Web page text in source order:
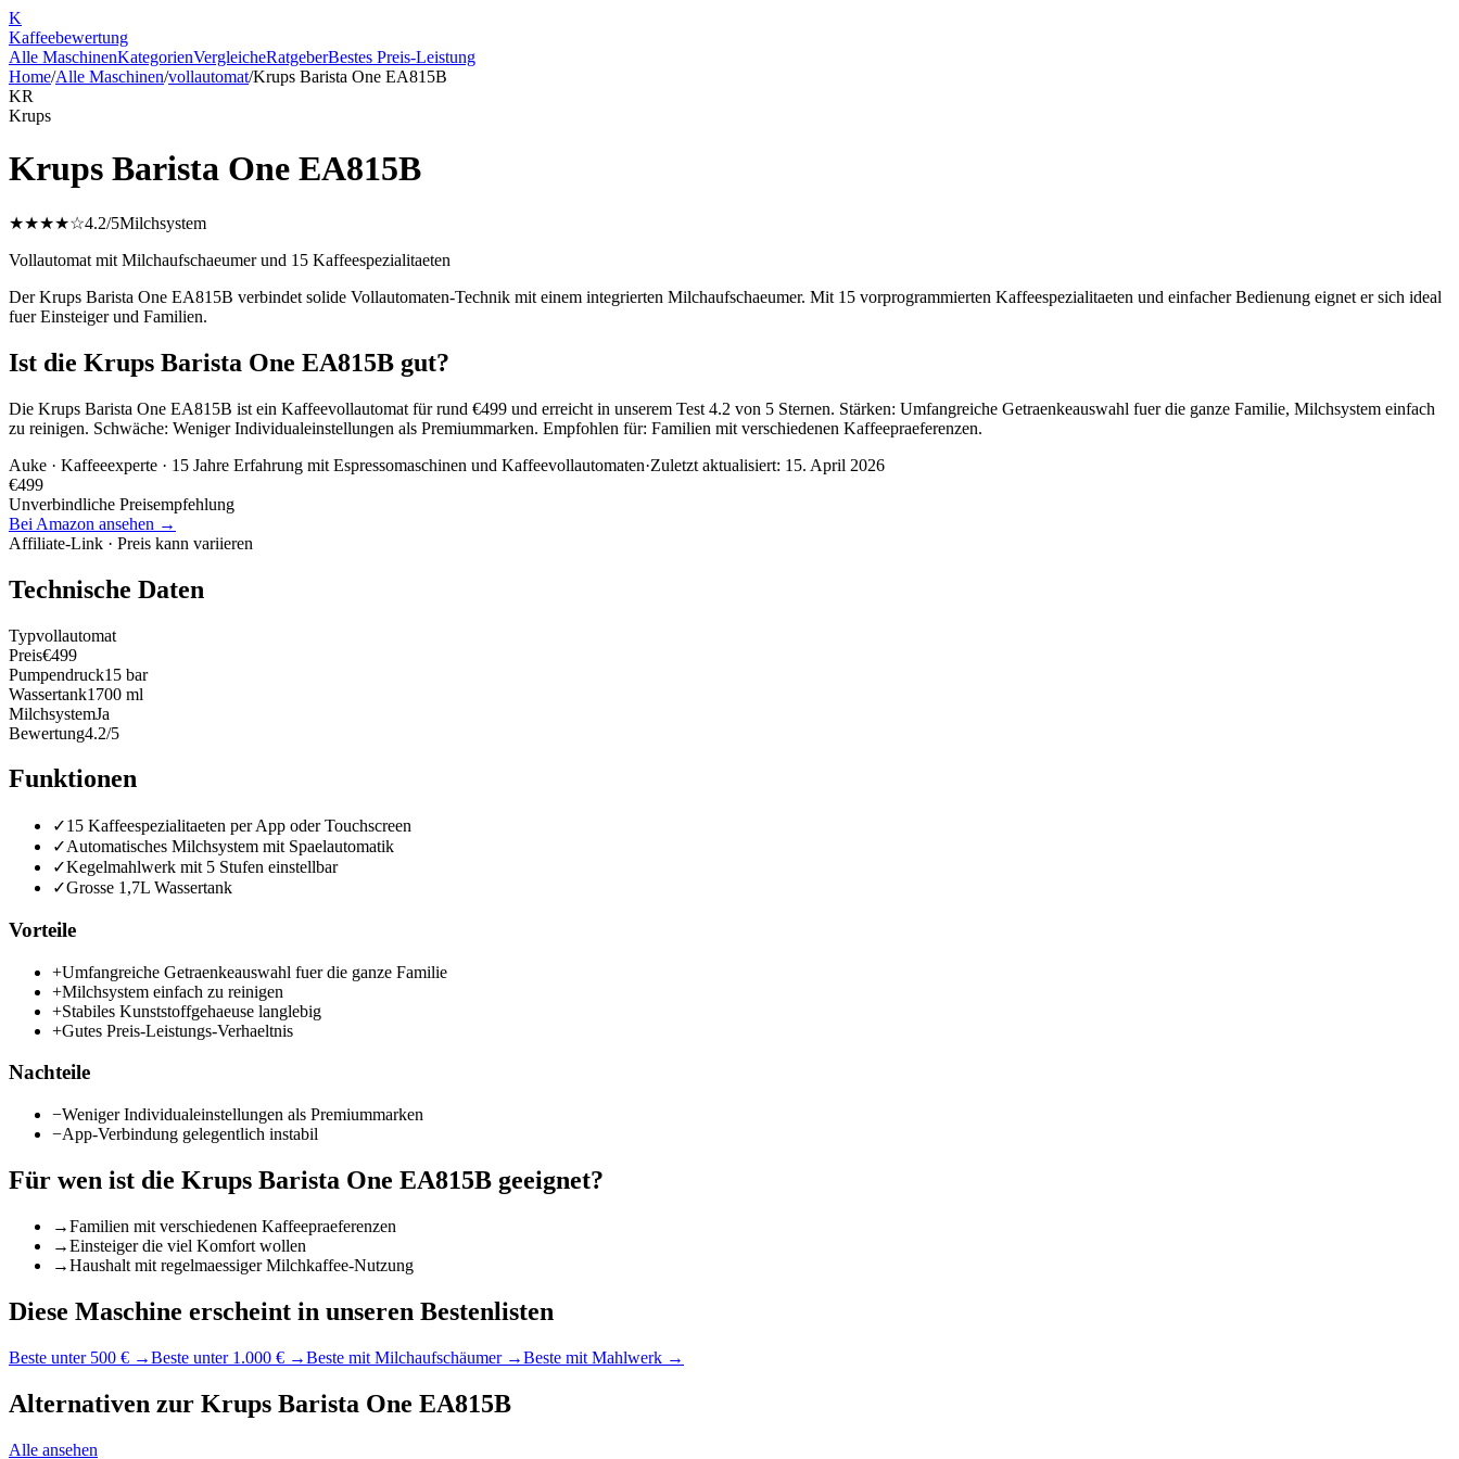
K
Kaffeebewertung
Alle MaschinenKategorienVergleicheRatgeberBestes Preis-Leistung
Home/Alle Maschinen/vollautomat/Krups Barista One EA815B
KR
Krups
Krups Barista One EA815B
★★★★☆4.2/5Milchsystem
Vollautomat mit Milchaufschaeumer und 15 Kaffeespezialitaeten
Der Krups Barista One EA815B verbindet solide Vollautomaten-Technik mit einem integrierten Milchaufschaeumer. Mit 15 vorprogrammierten Kaffeespezialitaeten und einfacher Bedienung eignet er sich ideal
fuer Einsteiger und Familien.
Ist die Krups Barista One EA815B gut?
Die Krups Barista One EA815B ist ein Kaffeevollautomat für rund €499 und erreicht in unserem Test 4.2 von 5 Sternen. Stärken: Umfangreiche Getraenkeauswahl fuer die ganze Familie, Milchsystem einfach
zu reinigen. Schwäche: Weniger Individualeinstellungen als Premiummarken. Empfohlen für: Familien mit verschiedenen Kaffeepraeferenzen.
Auke · Kaffeeexperte · 15 Jahre Erfahrung mit Espressomaschinen und Kaffeevollautomaten·Zuletzt aktualisiert: 15. April 2026
€499
Unverbindliche Preisempfehlung
Bei Amazon ansehen →
Affiliate-Link · Preis kann variieren
Technische Daten
Typvollautomat
Preis€499
Pumpendruck15 bar
Wassertank1700 ml
MilchsystemJa
Bewertung4.2/5
Funktionen
✓15 Kaffeespezialitaeten per App oder Touchscreen
✓Automatisches Milchsystem mit Spaelautomatik
✓Kegelmahlwerk mit 5 Stufen einstellbar
✓Grosse 1,7L Wassertank
Vorteile
+Umfangreiche Getraenkeauswahl fuer die ganze Familie
+Milchsystem einfach zu reinigen
+Stabiles Kunststoffgehaeuse langlebig
+Gutes Preis-Leistungs-Verhaeltnis
Nachteile
−Weniger Individualeinstellungen als Premiummarken
−App-Verbindung gelegentlich instabil
Für wen ist die Krups Barista One EA815B geeignet?
→Familien mit verschiedenen Kaffeepraeferenzen
→Einsteiger die viel Komfort wollen
→Haushalt mit regelmaessiger Milchkaffee-Nutzung
Diese Maschine erscheint in unseren Bestenlisten
Beste unter 500 € →Beste unter 1.000 € →Beste mit Milchaufschäumer→Beste mit Mahlwerk →
Alternativen zur Krups Barista One EA815B
Alle ansehen